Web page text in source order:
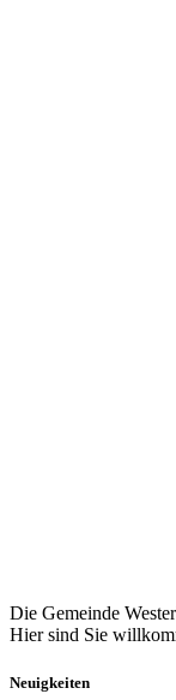
Die Gemeinde
Hier sind Sie
Neuigkeiten